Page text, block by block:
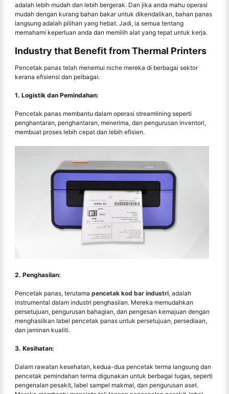
adalah lebih mudah dan lebih bergerak. Dan jika anda mahu operasi
mudah dengan kurang bahan bakar untuk dikendalikan, bahan panas
langsung adalah pilihan yang hebat. Jadi, ia semua tentang
memahami keperluan anda dan memilih alat yang tepat untuk kerja.
Industry that Benefit from Thermal Printers
Pencetak panas telah menemui niche mereka di berbagai sektor
kerana efisiensi dan pelbagai:
1. Logistik dan Pemindahan:
Pencetak panas membantu dalam operasi streamlining seperti
penghantaran, penghantaran, menerima, dan pengurusan inventori,
membuat proses lebih cepat dan lebih efisien.
2. Penghasilan:
Pencetak panas, terutama pencetak kod bar industri, adalah
instrumental dalam industri penghasilan. Mereka memudahkan
persetujuan, pengurusan bahagian, dan pengesan kemajuan dengan
menghasilkan label pencetak panas untuk persetujuan, persediaan,
dan jaminan kualiti.
3. Kesihatan:
Dalam rawatan kesehatan, kedua-dua pencetak terma langsung dan
pencetak pemindahan terma digunakan untuk berbagai tugas, seperti
pengenalan pesakit, label sampel makmal, dan pengurusan aset.